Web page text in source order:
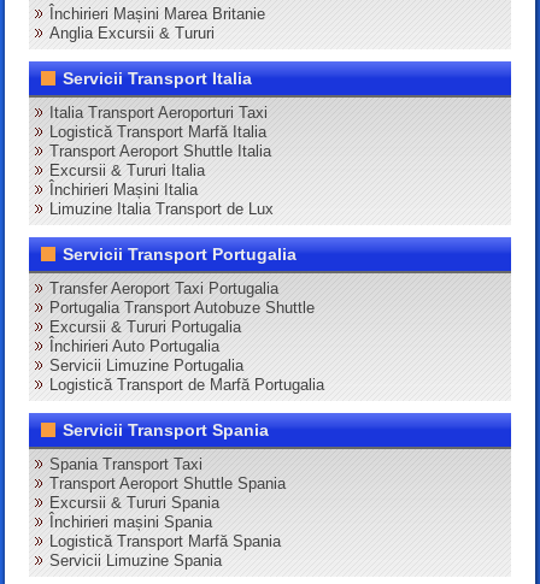
Închirieri Mașini Marea Britanie
Anglia Excursii & Tururi
Servicii Transport Italia
Italia Transport Aeroporturi Taxi
Logistică Transport Marfă Italia
Transport Aeroport Shuttle Italia
Excursii & Tururi Italia
Închirieri Mașini Italia
Limuzine Italia Transport de Lux
Servicii Transport Portugalia
Transfer Aeroport Taxi Portugalia
Portugalia Transport Autobuze Shuttle
Excursii & Tururi Portugalia
Închirieri Auto Portugalia
Servicii Limuzine Portugalia
Logistică Transport de Marfă Portugalia
Servicii Transport Spania
Spania Transport Taxi
Transport Aeroport Shuttle Spania
Excursii & Tururi Spania
Închirieri mașini Spania
Logistică Transport Marfă Spania
Servicii Limuzine Spania